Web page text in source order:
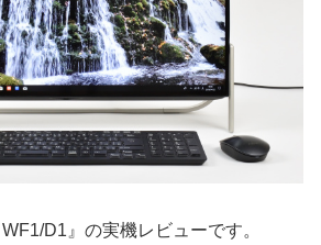
D1』の実機レビューです。